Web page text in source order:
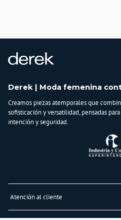
Derek | Moda femenina
Creamos piezas atemporales que
sofisticación y versatilidad, pensadas
intención y seguridad.
Atención al cliente